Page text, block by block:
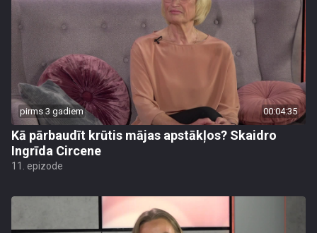
pirms 3 gadiem 00:04:35
Kā pārbaudīt krūtis mājas apstākļos? Skaidro
Ingrīda Circene
11. epizode